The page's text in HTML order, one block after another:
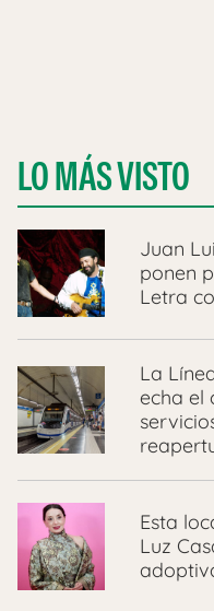
LO MÁS VISTO
Juan
ponen
Letra
La
echa el
Esta
Luz